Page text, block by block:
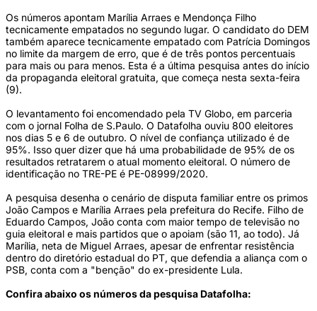
Os números apontam Marília Arraes e Mendonça Filho
tecnicamente empatados no segundo lugar. O candidato do DEM
também aparece tecnicamente empatado com Patrícia Domingos
no limite da margem de erro, que é de três pontos percentuais
para mais ou para menos. Esta é a última pesquisa antes do início
da propaganda eleitoral gratuita, que começa nesta sexta-feira
(9).
O levantamento foi encomendado pela TV Globo, em parceria
com o jornal Folha de S.Paulo. O Datafolha ouviu 800 eleitores
nos dias 5 e 6 de outubro. O nível de confiança utilizado é de
95%. Isso quer dizer que há uma probabilidade de 95% de os
resultados retratarem o atual momento eleitoral. O número de
identificação no TRE-PE é PE-08999/2020.
A pesquisa desenha o cenário de disputa familiar entre os primos
João Campos e Marília Arraes pela prefeitura do Recife. Filho de
Eduardo Campos, João conta com maior tempo de televisão no
guia eleitoral e mais partidos que o apoiam (são 11, ao todo). Já
Marília, neta de Miguel Arraes, apesar de enfrentar resistência
dentro do diretório estadual do PT, que defendia a aliança com o
PSB, conta com a "benção" do ex-presidente Lula.
Confira abaixo os números da pesquisa Datafolha: